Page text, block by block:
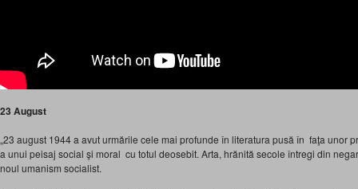
23 August
„23 august 1944 a avut urmările cele mai profunde în literatura pusă în faţa unor
a unui peisaj social şi moral cu totul deosebit. Arta, hrănită secole întregi din
noul umanism socialist.